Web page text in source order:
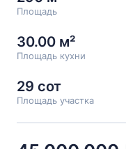
Площадь
30.00 м²
Площадь кухни
29 сот
Площадь участка